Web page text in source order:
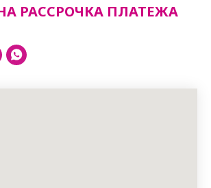
РАССРОЧКА ПЛАТЕЖА